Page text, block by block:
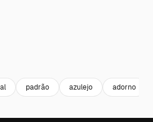
padrão azulejo adorno